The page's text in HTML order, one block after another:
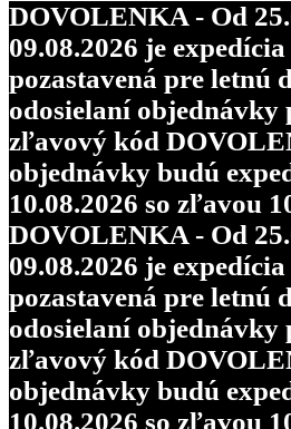
DOVOLENKA - Od
09.08.2026 je
pozastavená pre letnú
odosielaní objednávky
zľavový kód
objednávky budú
10.08.2026 so zľavou
DOVOLENKA - Od
09.08.2026 je
pozastavená pre letnú
odosielaní objednávky
zľavový kód
objednávky budú
10.08.2026 so zľavou